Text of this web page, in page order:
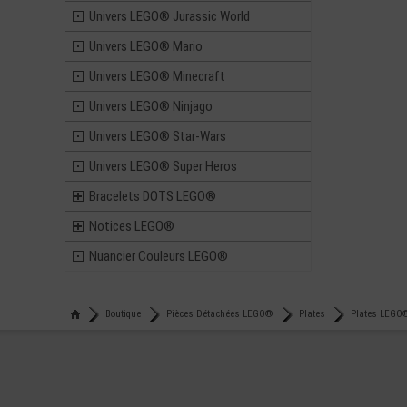
Univers LEGO® Jurassic World
Univers LEGO® Mario
Univers LEGO® Minecraft
Univers LEGO® Ninjago
Univers LEGO® Star-Wars
Univers LEGO® Super Heros
Bracelets DOTS LEGO®
Notices LEGO®
Nuancier Couleurs LEGO®
Boutique Pièces Détachées LEGO® Plates Plates